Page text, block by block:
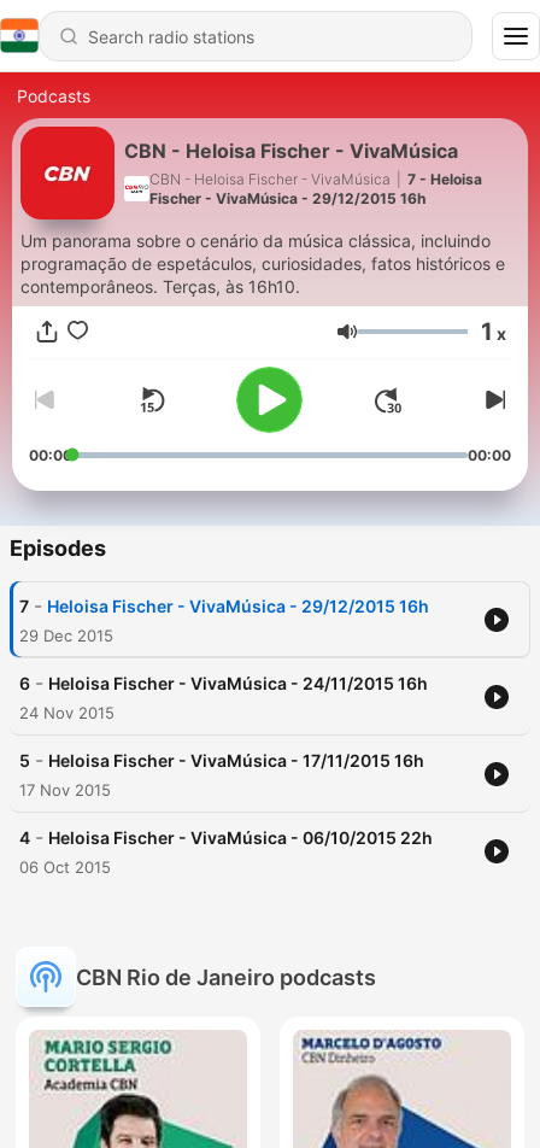
Podcasts
CBN - Heloisa Fischer - VivaMúsica
CBN - Heloisa Fischer - VivaMúsica
7 - Heloisa
Fischer - VivaMúsica - 29/12/2015 16h
Um panorama sobre o cenário da música clássica, incluindo
programação de espetáculos, curiosidades, fatos históricos e
contemporâneos. Terças, às 16h10.
Volume 1 x
00:00 00:00
Episodes
7 - Heloisa Fischer - VivaMúsica - 29/12/2015 16h
29 Dec 2015
6 - Heloisa Fischer - VivaMúsica - 24/11/2015 16h
24 Nov 2015
5 - Heloisa Fischer - VivaMúsica - 17/11/2015 16h
17 Nov 2015
4 - Heloisa Fischer - VivaMúsica - 06/10/2015 22h
06 Oct 2015
CBN Rio de Janeiro podcasts